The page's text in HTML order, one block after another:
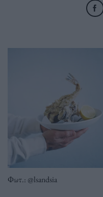
Φωτ.: @lsandsia